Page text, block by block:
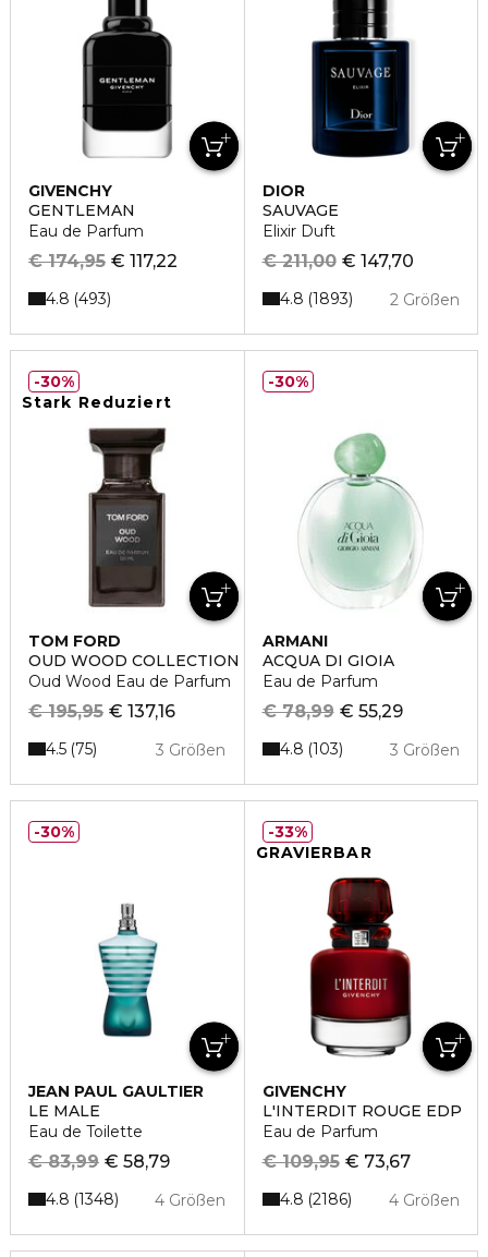
GIVENCHY
GENTLEMAN
Eau de Parfum
€ 117,22
€ 174,95
4.8 493
DIOR
SAUVAGE
Elixir Duft
€ 147,70
€ 211,00
2 Größen
4.8 1893
Stark Reduziert
TOM FORD
OUD WOOD COLLECTION
Oud Wood Eau de Parfum
€ 137,16
€ 195,95
3 Größen
4.5 75
30%
ARMANI
ACQUA DI GIOIA
Eau de Parfum
€ 55,29
€ 78,99
3 Größen
4.8 103
30%
JEAN PAUL GAULTIER
LE MALE
Eau de Toilette
€ 58,79
€ 83,99
4 Größen
4.8 1348
30%
GRAVIERBAR
GIVENCHY
L'INTERDIT ROUGE EDP
Eau de Parfum
€ 73,67
€ 109,95
4 Größen
4.8 2186
33%